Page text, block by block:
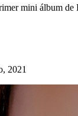
mini álbum
2021